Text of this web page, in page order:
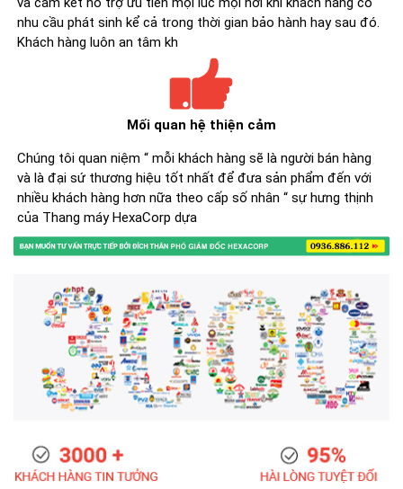
nhu cầu phát sinh kể cả trong thời gian bảo hành hay sau đó.
Khách hàng luôn an tâm kh
Mối quan hệ thiện cảm
Chúng tôi quan niệm “ mỗi khách hàng sẽ là người bán hàng
và là đại sứ thương hiệu tốt nhất để đưa sản phẩm đến với
nhiều khách hàng hơn nữa theo cấp số nhân “ sự hưng thịnh
của Thang máy HexaCorp dựa